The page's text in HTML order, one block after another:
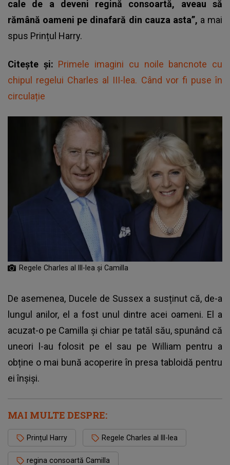
cale de a deveni regină consoartă, aveau să
rămână oameni pe dinafară din cauza asta”, a mai
spus Prințul Harry.
Citește și: Primele imagini cu noile bancnote cu
chipul regelui Charles al III-lea. Când vor fi puse în
circulație
Regele Charles al III-lea și Camilla
De asemenea, Ducele de Sussex a susținut că, de-a
lungul anilor, el a fost unul dintre acei oameni. El a
acuzat-o pe Camilla și chiar pe tatăl său, spunând că
uneori l-au folosit pe el sau pe William pentru a
obține o mai bună acoperire în presa tabloidă pentru
ei înșiși.
MAI MULTE DESPRE:
Prințul Harry Regele Charles al III-lea
regina consoartă Camilla